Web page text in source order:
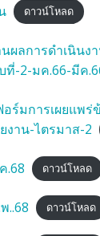
ดาวน์โหลด
ผลการดำเนินง
ที่-2-มค.66-มีค
ร์มการเผยแพ
งาน-ไตรมาส-2
.68 ดาวน์โหลด
..68 ดาวน์โหลด